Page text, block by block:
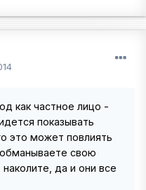
как частное лицо -
показывать
это может повлиять
свою
да и они все